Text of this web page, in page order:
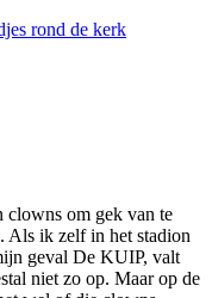
rond de kerk
clowns om gek van te
Als ik zelf in het stadion
geval De KUIP, valt
niet zo op. Maar op de